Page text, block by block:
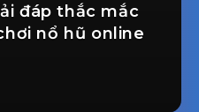
đáp thắc mắc
nổ hũ online